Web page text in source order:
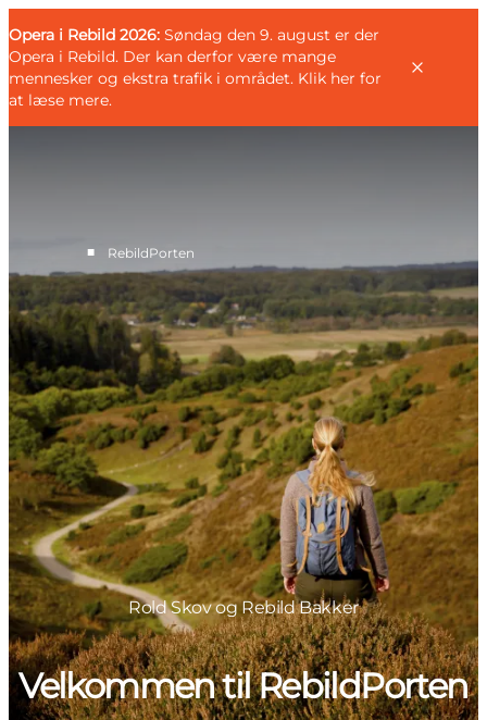
Opera i Rebild 2026: Søndag den 9. august er der
Opera i Rebild. Der kan derfor være mange
mennesker og ekstra trafik i området. Klik her for
at læse mere.
Parret
Livsnyderen
Motionisten
DET SKER
KORT OG FOLDERE
PLANLÆG DIN TUR
GæstDeutsch
■ RebildPorten
Rold Skov og Rebild Bakker
Velkommen til RebildPorten